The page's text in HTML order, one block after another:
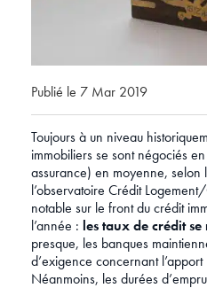
Publié le 7 Mar 2019
Toujours à un niveau
immobiliers se sont négociés
assurance) en moyenne, selon
l’observatoire Crédit
notable sur le front du crédit
l’année : les taux de crédit
presque, les banques
d’exigence concernant
Néanmoins, les durées